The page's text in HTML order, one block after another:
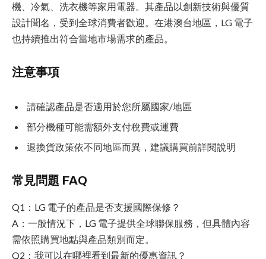
機、冷氣、洗衣機等家用電器。其產品以創新技術與優質
設計聞名，受到全球消費者歡迎。在港澳台地區，LG 電子
也持續推出符合當地市場需求的產品。
注意事項
請確認產品是否適用於您所屬國家/地區
部分機種可能需額外支付稅費或運費
退換貨政策依不同地區而異，建議購買前詳閱說明
常見問題 FAQ
Q1：LG 電子的產品是否支援國際保修？
A：一般情況下，LG 電子提供全球聯保服務，但具體內容
需依照購買地點與產品類別而定。
Q2：我可以在哪裡看到最新的優惠資訊？